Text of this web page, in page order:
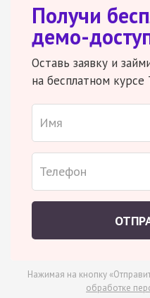
Получи
демо-
Оставь заявку и
на бесплатном курсе
Нажимая на кнопку
обработке